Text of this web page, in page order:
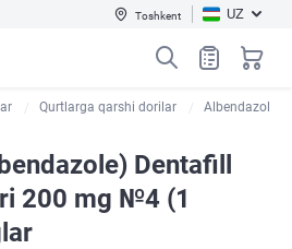
Toshkent UZ
Qurtlarga qarshi dorilar Albendazol
Dentafill
200 mg №4 (1